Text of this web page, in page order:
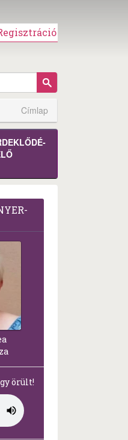
Címlap
örült!